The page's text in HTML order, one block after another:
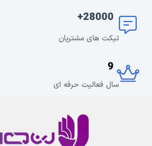
28000+
تیکت های مشتریان
9
سال فعالیت حرفه ای